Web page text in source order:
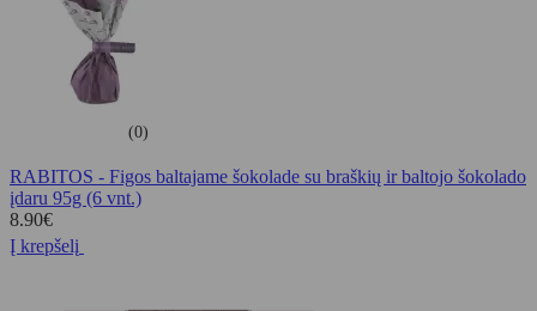
(0)
RABITOS - Figos baltajame šokolade su braškių ir baltojo šokolado
įdaru 95g (6 vnt.)
8.90€
Į krepšelį